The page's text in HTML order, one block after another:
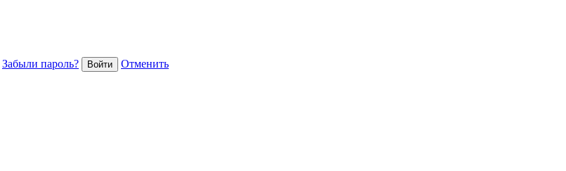
Забыли пароль?
Отменить